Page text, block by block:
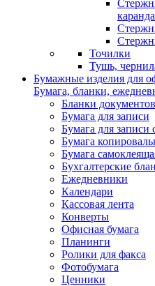
Точилки
Тушь,
Бумажные изделия для
Бумага, бланки,
Бланки документов
Бумага для записи
Бумага для записи
Бумага
Бумага
Бухгалтерские
Ежедневники
Календари
Кассовая лента
Конверты
Офисная бумага
Планинги
Ролики для факса
Фотобумага
Ценники